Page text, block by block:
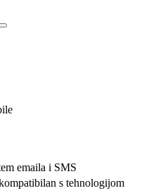
emaila i SMS
s tehnologijom